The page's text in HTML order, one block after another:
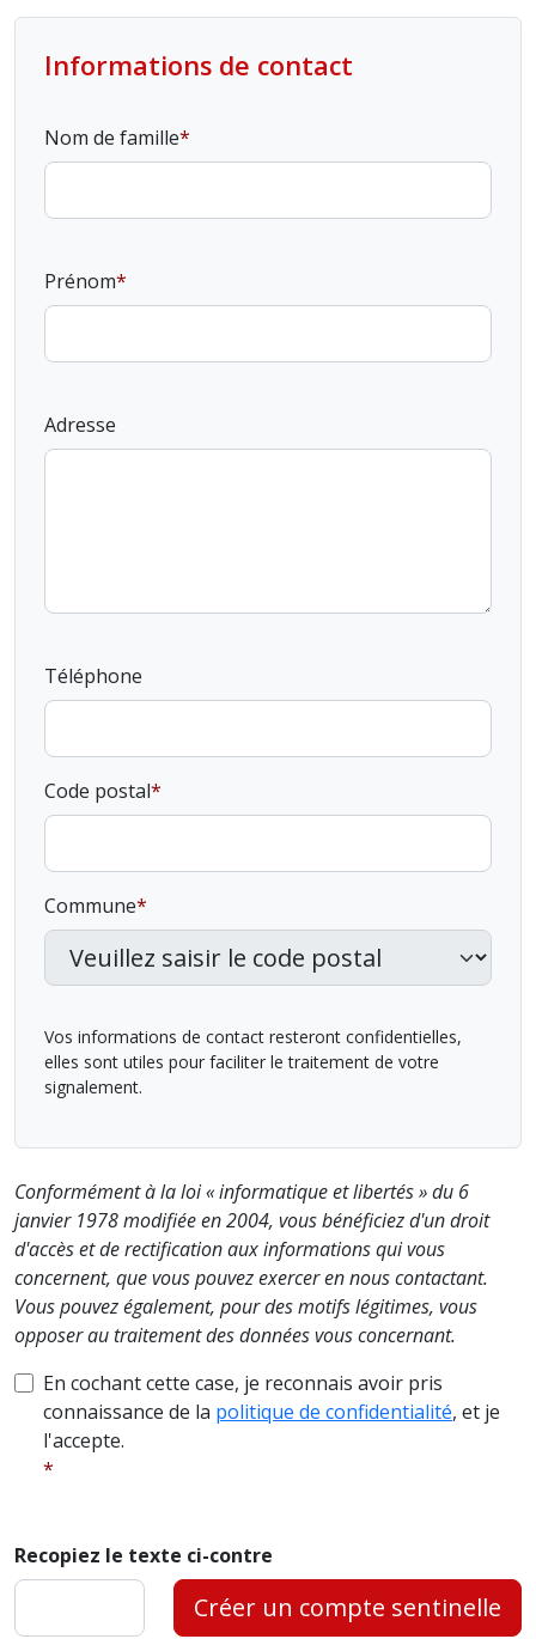
Informations de contact
Nom de famille
Prénom
Adresse
Téléphone
Code postal
Commune
Vos informations de contact resteront confidentielles,
elles sont utiles pour faciliter le traitement de votre
signalement.
Conformément à la loi « informatique et libertés » du 6
janvier 1978 modifiée en 2004, vous bénéficiez d'un droit
d'accès et de rectification aux informations qui vous
concernent, que vous pouvez exercer en nous contactant.
Vous pouvez également, pour des motifs légitimes, vous
opposer au traitement des données vous concernant.
En cochant cette case, je reconnais avoir pris
connaissance de la politique de confidentialité, et je
l'accepte.
Recopiez le texte ci-contre
Créer un compte sentinelle